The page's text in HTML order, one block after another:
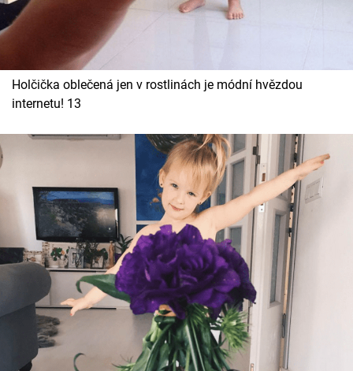
Holčička oblečená jen v rostlinách je módní hvězdou
internetu! 13